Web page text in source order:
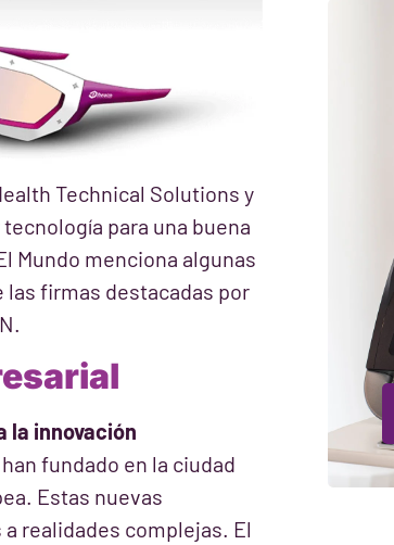
Technical Solutions y
para una buena
Mundo menciona algunas
las firmas destacadas por
la innovación
fundado en la ciudad
Estas nuevas
realidades complejas. El